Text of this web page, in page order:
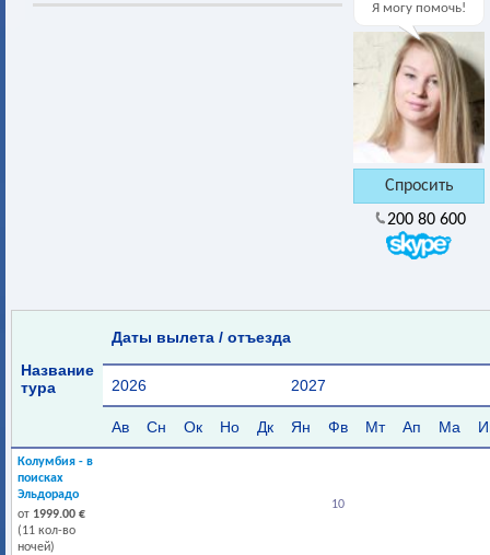
Я могу помочь!
200 80 600
Название
тура
Даты вылета / отъезда
2026 2027
Ав Сн Ок Но Дк Ян Фв Мт Ап Ма
Колумбия - в
поисках
Эльдорадо
от 1999.00 €
(11 кол-во
ночей)
10